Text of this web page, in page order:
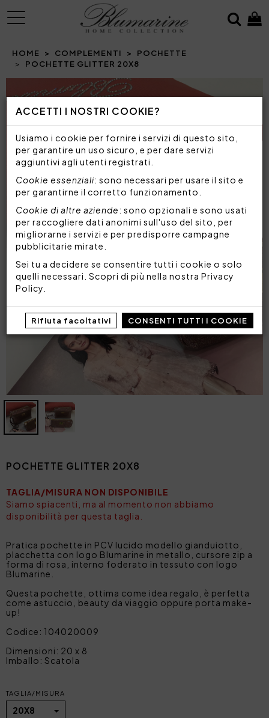
ACCETTI I NOSTRI COOKIE?
Usiamo i cookie per fornire i servizi di questo sito,
per garantire un uso sicuro, e per dare servizi
aggiuntivi agli utenti registrati.
Cookie essenziali: sono necessari per usare il sito e
per garantirne il corretto funzionamento.
Cookie di altre aziende: sono opzionali e sono usati
per raccogliere dati anonimi sull'uso del sito, per
migliorarne i servizi e per predisporre campagne
pubblicitarie mirate.
Sei tu a decidere se consentire tutti i cookie o solo
quelli necessari. Scopri di più nella nostra Privacy
Policy
Rifiuta facoltativi CONSENTI TUTTI I COOKIE
MENU
HOME COMPLEMENTI
POCHETTE
POCHETTE GLITTER 20X8
Prev
POCHETTE GLITTER 20X8
TAGLIA/MISURA NON DISPONIBILE
Siamo spiacenti, ma al momento non abbiamo
disponibilità per questa taglia.
Pratica pochette in PCV lucido modello gianduiotto,
placchetta con logo Blumarine in metallo, cursore zip a
forma di rosa, interno foderato in tessuto con logo
Blumarine.
Questa pochette, ottima come idea regalo, è perfetta
come astuccio, beauty da viaggio oppure porta make-
up!
Codice: 104020009
Dimensioni: 20 x 8
Imballo: Scatola
TAGLIA/MISURA
20X8